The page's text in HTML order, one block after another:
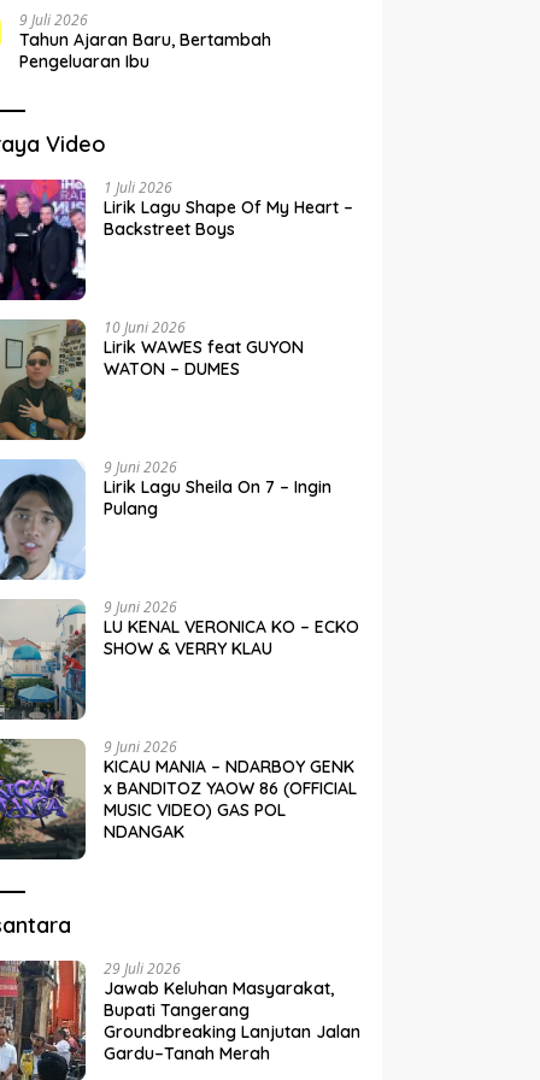
9 Juli 2026
Tahun Ajaran Baru, Bertambah
Pengeluaran Ibu
Video
1 Juli 2026
Lirik Lagu Shape Of My Heart –
Backstreet Boys
10 Juni 2026
Lirik WAWES feat GUYON
WATON – DUMES
9 Juni 2026
Lirik Lagu Sheila On 7 – Ingin
Pulang
9 Juni 2026
LU KENAL VERONICA KO – ECKO
SHOW & VERRY KLAU
9 Juni 2026
KICAU MANIA – NDARBOY GENK
x BANDITOZ YAOW 86 (OFFICIAL
MUSIC VIDEO) GAS POL
NDANGAK
29 Juli 2026
Jawab Keluhan Masyarakat,
Bupati Tangerang
Groundbreaking Lanjutan Jalan
Gardu–Tanah Merah